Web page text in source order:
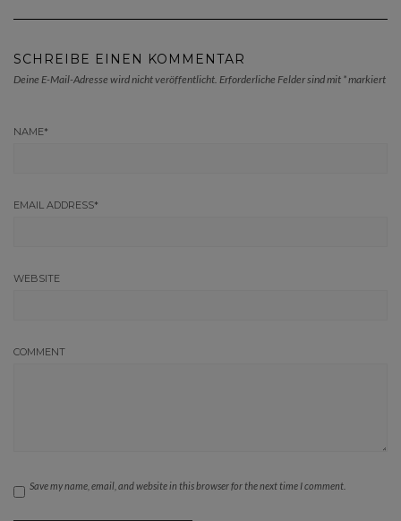
SCHREIBE EINEN KOMMENTAR
Deine E-Mail-Adresse wird nicht veröffentlicht. Erforderliche Felder sind mit *markiert
NAME*
EMAIL ADDRESS*
WEBSITE
COMMENT
Save my name, email, and website in this browser for the next time I comment.